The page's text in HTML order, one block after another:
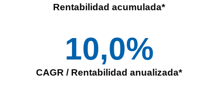
Rentabilidad acumulada*
10,0%
CAGR / Rentabilidad anualizada*